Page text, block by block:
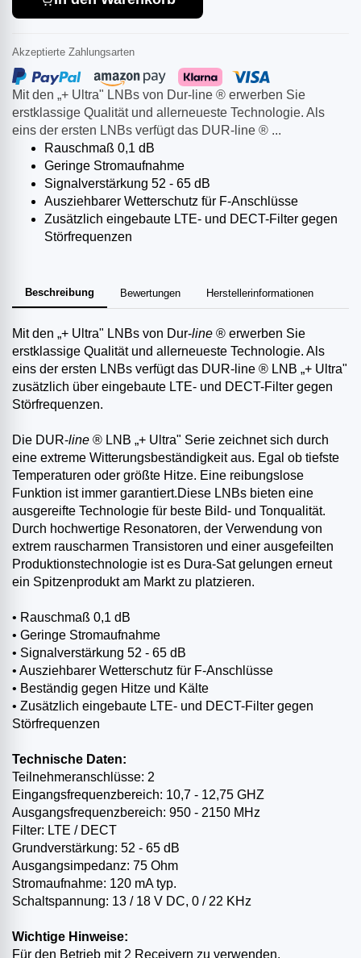
Mit den „+ Ultra" LNBs von Dur-line ® erwerben Sie
erstklassige Qualität und allerneueste Technologie. Als
eins der ersten LNBs verfügt das DUR-line ® ...
Rauschmaß 0,1 dB
Geringe Stromaufnahme
Signalverstärkung 52 - 65 dB
Ausziehbarer Wetterschutz für F-Anschlüsse
Zusätzlich eingebaute LTE- und DECT-Filter gegen
Störfrequenzen
Beschreibung Bewertungen Herstellerinformationen
Mit den „+ Ultra" LNBs von Dur-line ® erwerben Sie
erstklassige Qualität und allerneueste Technologie. Als
eins der ersten LNBs verfügt das DUR-line ® LNB „+ Ultra"
zusätzlich über eingebaute LTE- und DECT-Filter gegen
Störfrequenzen.
Die DUR-line ® LNB „+ Ultra" Serie zeichnet sich durch
eine extreme Witterungsbeständigkeit aus. Egal ob tiefste
Temperaturen oder größte Hitze. Eine reibungslose
Funktion ist immer garantiert.Diese LNBs bieten eine
ausgereifte Technologie für beste Bild- und Tonqualität.
Durch hochwertige Resonatoren, der Verwendung von
extrem rauscharmen Transistoren und einer ausgefeilten
Produktionstechnologie ist es Dura-Sat gelungen erneut
ein Spitzenprodukt am Markt zu platzieren.
• Rauschmaß 0,1 dB
• Geringe Stromaufnahme
• Signalverstärkung 52 - 65 dB
• Ausziehbarer Wetterschutz für F-Anschlüsse
• Beständig gegen Hitze und Kälte
• Zusätzlich eingebaute LTE- und DECT-Filter gegen
Störfrequenzen
Technische Daten:
Teilnehmeranschlüsse: 2
Eingangsfrequenzbereich: 10,7 - 12,75 GHZ
Ausgangsfrequenzbereich: 950 - 2150 MHz
Filter: LTE / DECT
Grundverstärkung: 52 - 65 dB
Ausgangsimpedanz: 75 Ohm
Stromaufnahme: 120 mA typ.
Schaltspannung: 13 / 18 V DC, 0 / 22 KHz
Wichtige Hinweise:
Für den Betrieb mit 2 Receivern zu verwenden.
Akzeptierte Zahlungsarten